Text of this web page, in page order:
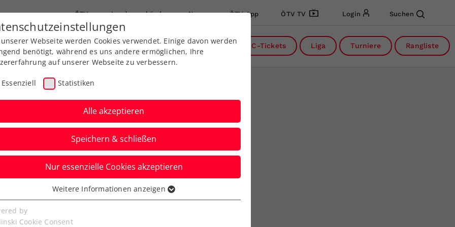
ÖTV Landesverbände News ÖTV App ÖTV TV Login Suchen
Ausbildung Services Über uns DC-Tickets Liga Turniere Rangliste
ÖTV launcht
Webseite werden Cookies verwendet. Einige davon werden
benötigt, während es uns andere ermöglichen, Ihre
auf unserer Webseite zu verbessern.
Essenziell Statistiken
Alle akzeptieren
Speichern & schließen
Nur essenzielle Cookies akzeptieren
Cookies werden für grundlegende Funktionen der
benötigt. Dadurch ist gewährleistet, dass die Webseite
Weitere Informationen anzeigen
by
Cookie Consent